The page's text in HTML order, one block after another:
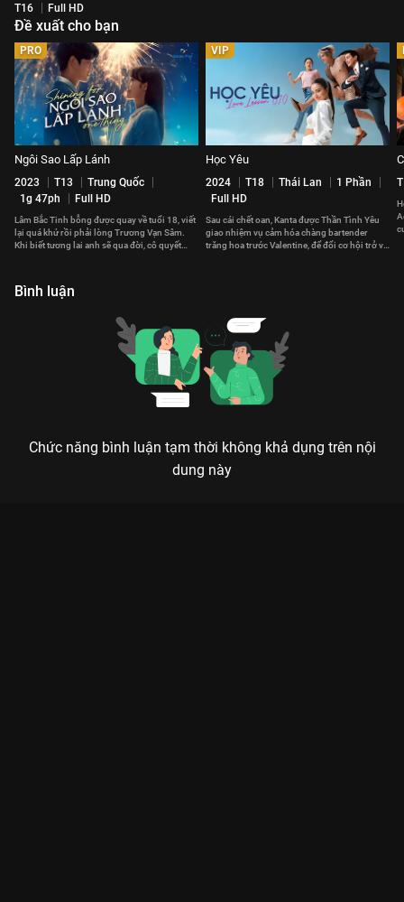
T16 Full HD
Đề xuất cho bạn
PRO
Ngôi Sao Lấp Lánh
2023 T13
Trung Quốc
1g 47ph
Full HD
Lâm Bắc Tinh bỗng được quay về tuổi 18, viết
lại quá khứ rồi phải lòng Trương Vạn Sâm.
Khi biết tương lai anh sẽ qua đời, cô quyết
VIP
Học Yêu
2024 T18 Thái Lan
1 Phần
Full HD
Sau cái chết oan, Kanta được Thần Tình Yêu
giao nhiệm vụ cảm hóa chàng bartender
trăng hoa trước Valentine, để đổi cơ hội trở về
Bình luận
Chức năng bình luận tạm thời không khả dụng trên nội
dung này